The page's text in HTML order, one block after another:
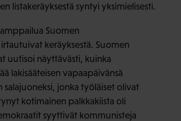
listakeräyksestä syntyi yksimielisesti.
Suomen
keräyksestä. Suomen
uutisoi näyttävästi, kuinka
lakisääteisen vapaapäivänsä
salajuoneksi, jonka työläiset olivat
kotimainen palkkakiista oli
syyttivät kommunisteja